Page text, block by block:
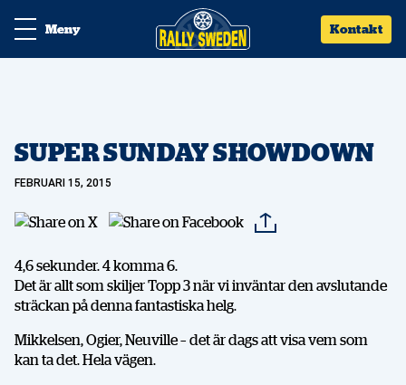
Kontakt
Meny
SUPER SUNDAY SHOWDOWN
FEBRUARI 15, 2015
4,6 sekunder. 4 komma 6.
Det är allt som skiljer Topp 3 när vi inväntar den avslutande
sträckan på denna fantastiska helg.
Mikkelsen, Ogier, Neuville – det är dags att visa vem som
kan ta det. Hela vägen.